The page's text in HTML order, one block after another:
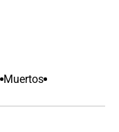
Muertos